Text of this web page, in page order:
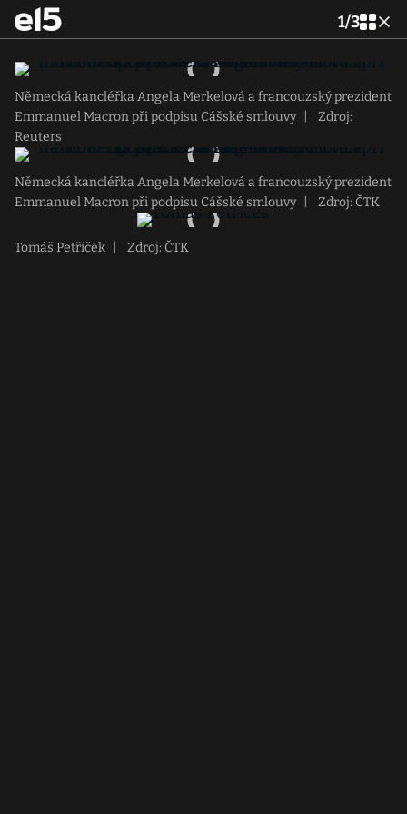
1/3
Německá kancléřka Angela Merkelová a francouzský prezident
Emmanuel Macron při podpisu Cášské smlouvy
Zdroj:
Reuters
Německá kancléřka Angela Merkelová a francouzský prezident
Emmanuel Macron při podpisu Cášské smlouvy
Zdroj: ČTK
Tomáš Petříček Zdroj: ČTK